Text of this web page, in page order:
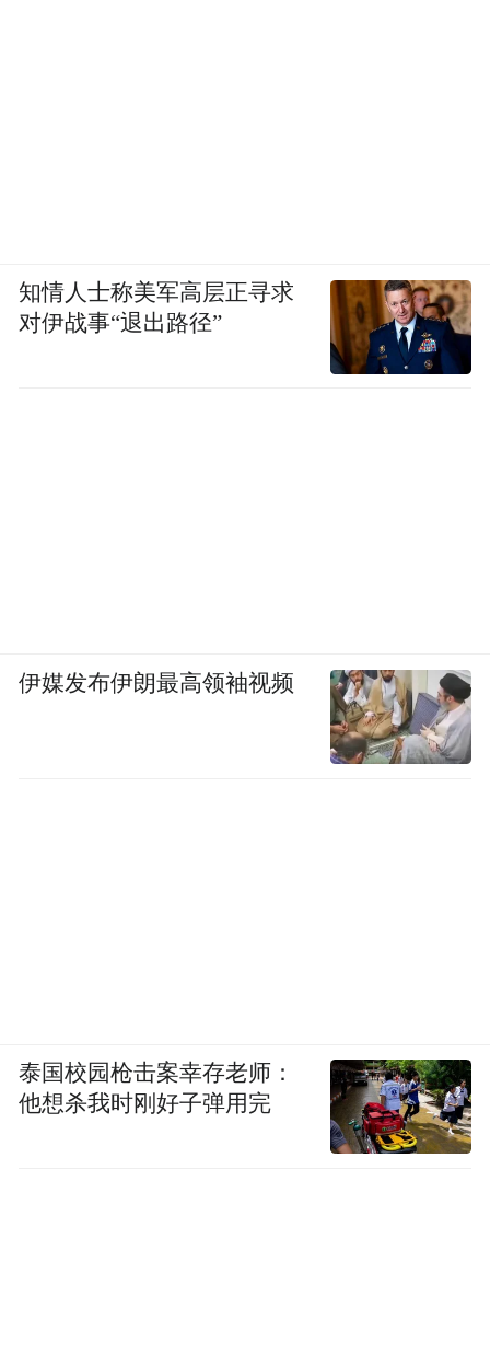
知情人士称美军高层正寻求
对伊战事“退出路径”
伊媒发布伊朗最高领袖视频
泰国校园枪击案幸存老师：
他想杀我时刚好子弹用完